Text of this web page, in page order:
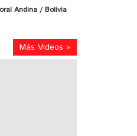
Andina / Bolivia
Más Videos »